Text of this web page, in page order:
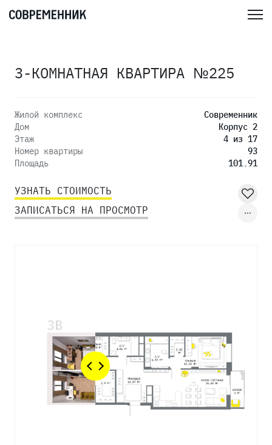
3-КОМНАТНАЯ КВАРТИРА №225
Жилой комплекс
Современник
Дом
Корпус 2
Этаж
4 из 17
Номер квартиры
93
Площадь
101.91
УЗНАТЬ СТОИМОСТЬ
ЗАПИСАТЬСЯ НА ПРОСМОТР